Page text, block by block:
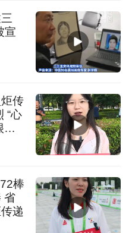
始终坚守立足地方、
理念。他表示，学院
推动非遗文化进校
校地合作平台，用心
备人才。
宣
传
“心
荣
棒
省
递